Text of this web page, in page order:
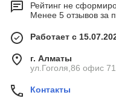
Рейтинг не
Менее 5 отзывов за
Работает с
г. Алматы
ул.Гоголя,86 офис
Контакты